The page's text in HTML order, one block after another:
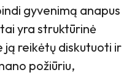
gyvenimą anapus
yra struktūrinė
reikėtų diskutuoti ir
požiūriu,